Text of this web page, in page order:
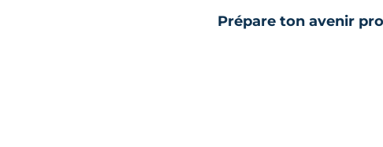
Prépare ton avenir